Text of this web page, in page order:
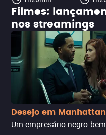
Filmes:
nos streamings
Desejo em Manhattan
Um empresário negro